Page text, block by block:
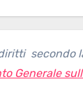
secondo
Generale